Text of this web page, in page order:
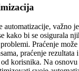
automatizacije, važno
kako bi se osigurala
Praćenje
praćenje
korisnika. Na